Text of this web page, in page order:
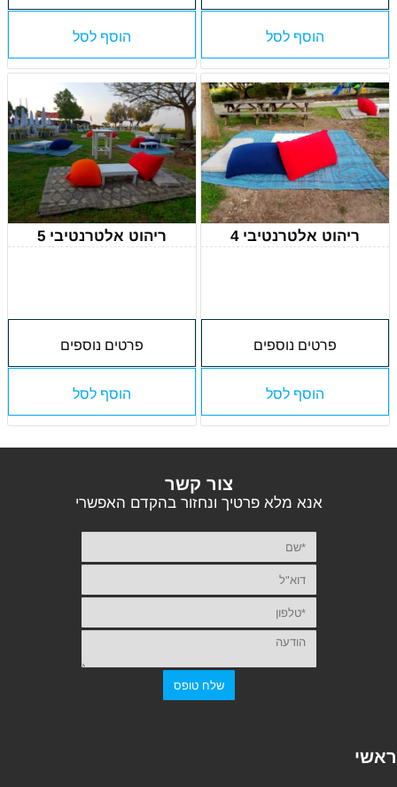
הוסף לסל הוסף לסל
ריהוט אלטרנטיבי 4
פרטים נוספים
הוסף לסל
ריהוט אלטרנטיבי 5
פרטים נוספים
הוסף לסל
צור קשר
אנא מלא פרטיך ונחזור בהקדם האפשרי
ראשי